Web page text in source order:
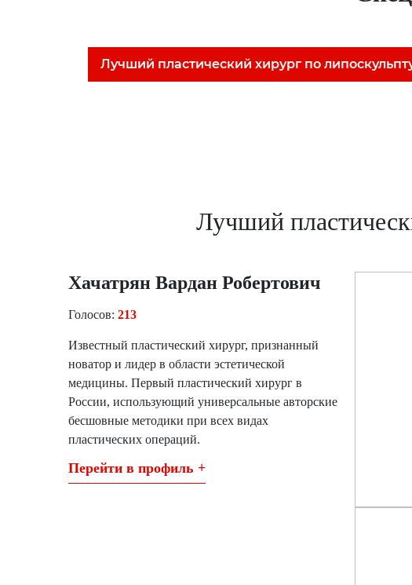
Лучший пластический хирург по
Лучший
Хачатрян Вардан Робертович
Голосов: 213
Известный пластический хирург, признанный
новатор и лидер в области эстетической
медицины. Первый пластический хирург в
России, использующий универсальные авторские
бесшовные методики при всех видах
пластических операций.
Перейти в профиль +